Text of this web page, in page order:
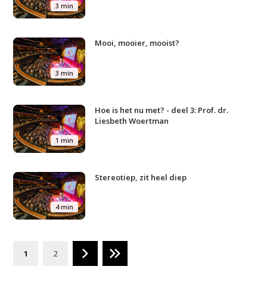
3 min
3 min
Mooi, mooier, mooist?
1 min
Hoe is het nu met? - deel 3: Prof. dr.
Liesbeth Woertman
4 min
Stereotiep, zit heel diep
1 2